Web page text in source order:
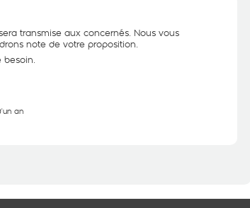
transmise aux concernés. Nous vous
note de votre proposition.
besoin.
an